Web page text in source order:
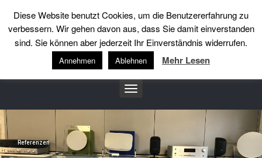
++49 (0)5201-3241 info@heidemannsound.de
heidemannsound
Toggle
Referenzen
Diese Website benutzt Cookies, um die Benutzererfahrung zu
verbessern. Wir gehen davon aus, dass Sie damit einverstanden
sind. Sie können aber jederzeit Ihr Einverständnis widerrufen.
Annehmen Ablehnen Mehr Lesen